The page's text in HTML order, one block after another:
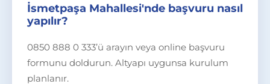
İsmetpaşa Mahallesi'nde başvuru nasıl
yapılır?
0850 888 0 333’ü arayın veya online başvuru
formunu doldurun. Altyapı uygunsa kurulum
planlanır.